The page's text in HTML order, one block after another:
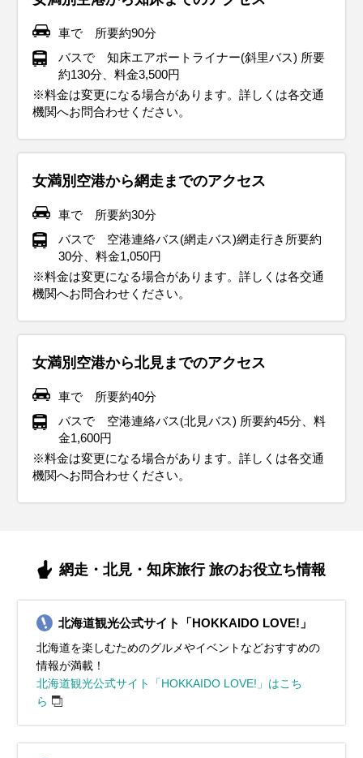
車で 所要約90分
バスで 知床エアポートライナー(斜里バス) 所要
約130分、料金3,500円
※料金は変更になる場合があります。詳しくは各交通
機関へお問合わせください。
女満別空港から網走までのアクセス
車で 所要約30分
バスで 空港連絡バス(網走バス)網走行き所要約
30分、料金1,050円
※料金は変更になる場合があります。詳しくは各交通
機関へお問合わせください。
女満別空港から北見までのアクセス
車で 所要約40分
バスで 空港連絡バス(北見バス) 所要約45分、料
金1,600円
※料金は変更になる場合があります。詳しくは各交通
機関へお問合わせください。
網走・北見・知床旅行 旅のお役立ち情報
北海道観光公式サイト「HOKKAIDO LOVE!」
北海道を楽しむためのグルメやイベントなどおすすめの
情報が満載！
北海道観光公式サイト「HOKKAIDO LOVE!」はこち
ら